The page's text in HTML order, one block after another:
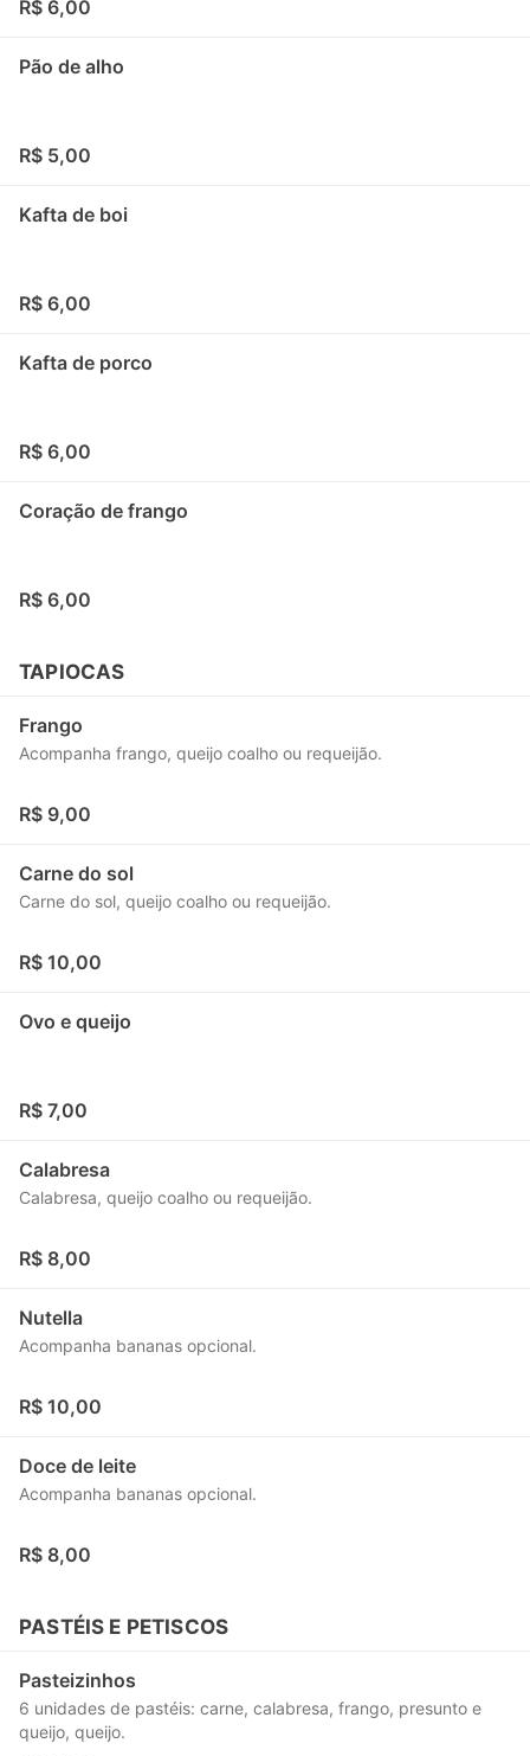
R$ 6,00
Pão de alho
R$ 5,00
Kafta de boi
R$ 6,00
Kafta de porco
R$ 6,00
Coração de frango
R$ 6,00
TAPIOCAS
Frango
Acompanha frango, queijo coalho ou requeijão.
R$ 9,00
Carne do sol
Carne do sol, queijo coalho ou requeijão.
R$ 10,00
Ovo e queijo
R$ 7,00
Calabresa
Calabresa, queijo coalho ou requeijão.
R$ 8,00
Nutella
Acompanha bananas opcional.
R$ 10,00
Doce de leite
Acompanha bananas opcional.
R$ 8,00
PASTÉIS E PETISCOS
Pasteizinhos
6 unidades de pastéis: carne, calabresa, frango, presunto e
queijo, queijo.